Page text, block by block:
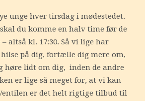
unge hver tirsdag i mødestedet.
du komme en halv time før de
altså kl. 17:30. Så vi lige har
på dig, fortælle dig mere om,
høre lidt om dig, inden de andre
er lige så meget for, at vi kan
er det helt rigtige tilbud til